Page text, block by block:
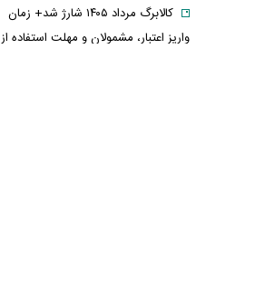
کالابرگ مرداد ۱۴۰۵ شارژ شد+ زمان
واریز اعتبار، مشمولان و مهلت استفاده از